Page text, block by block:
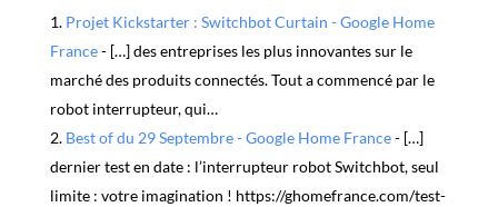
Projet Kickstarter : Switchbot Curtain - Google Home
France- […] des entreprises les plus innovantes sur le
marché des produits connectés. Tout a commencé par le
robot interrupteur, qui…
Best of du 29 Septembre - Google Home France- […]
dernier test en date : l’interrupteur robot Switchbot, seul
limite : votre imagination ! https://ghomefrance.com/test-